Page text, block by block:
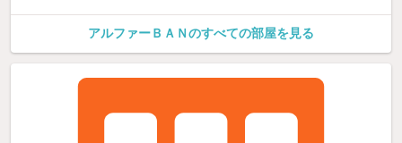
アルファーＢＡＮのすべての部屋を見る